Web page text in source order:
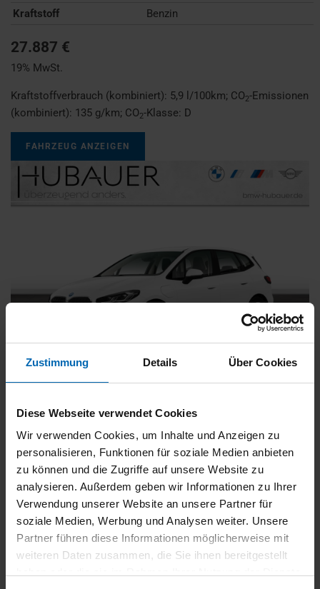
Zustimmung Details Über Cookies
Diese Webseite verwendet Cookies
Wir verwenden Cookies, um Inhalte und Anzeigen zu
personalisieren, Funktionen für soziale Medien anbieten
zu können und die Zugriffe auf unsere Website zu
analysieren. Außerdem geben wir Informationen zu Ihrer
Verwendung unserer Website an unsere Partner für
soziale Medien, Werbung und Analysen weiter. Unsere
Partner führen diese Informationen möglicherweise mit
weiteren Daten zusammen, die Sie ihnen bereitgestellt
Kraftstoff
Benzin
27.887 €
19% MwSt.
Kraftstoffverbrauch (kombiniert): 5,9 l/100km; CO2-Emissionen
(kombiniert): 135 g/km; CO2-Klasse: D
FAHRZEUG ANZEIGEN
BMW 225
Gebrauchtwagen
Typ
Pkw
Kilometerstand
54.750 km
Erstzulassung
05/2023
Zustand
Gebrauchtwagen
Leistung
180 kW / 245 PS